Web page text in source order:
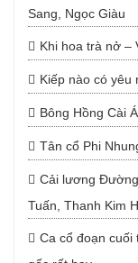
Sang, Ngọc Giàu
Khi hoa trà nở –
Kiếp nào có yêu
Bông Hồng Cài
Tân cổ Phi
Cải lương
Tuấn, Thanh Kim
Ca cổ đoạn cuối